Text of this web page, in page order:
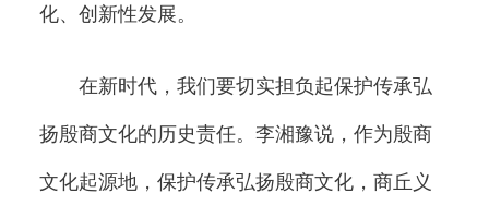
化、创新性发展。
在新时代，我们要切实担负起保护传承弘
扬殷商文化的历史责任。李湘豫说，作为殷商
文化起源地，保护传承弘扬殷商文化，商丘义